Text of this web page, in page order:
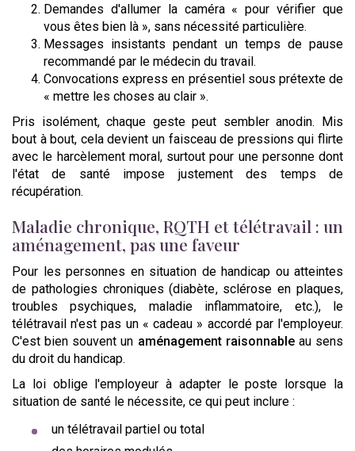
Demandes d'allumer la caméra « pour vérifier que
vous êtes bien là », sans nécessité particulière.
Messages insistants pendant un temps de pause
recommandé par le médecin du travail.
Convocations express en présentiel sous prétexte de
« mettre les choses au clair ».
Pris isolément, chaque geste peut sembler anodin. Mis
bout à bout, cela devient un faisceau de pressions qui flirte
avec le harcèlement moral, surtout pour une personne dont
l'état de santé impose justement des temps de
récupération.
Maladie chronique, RQTH et télétravail : un
aménagement, pas une faveur
Pour les personnes en situation de handicap ou atteintes
de pathologies chroniques (diabète, sclérose en plaques,
troubles psychiques, maladie inflammatoire, etc.), le
télétravail n'est pas un « cadeau » accordé par l'employeur.
C'est bien souvent un aménagement raisonnableau sens
du droit du handicap.
La loi oblige l'employeur à adapter le poste lorsque la
situation de santé le nécessite, ce qui peut inclure :
un télétravail partiel ou total